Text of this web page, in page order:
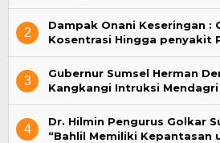
2
Dampak Onani Keseringan :
Kosentrasi Hingga penyakit
3
Gubernur Sumsel Herman
Kangkangi Intruksi Mendagri
4
Dr. Hilmin Pengurus Golkar
“Bahlil Memiliki Kepantasan